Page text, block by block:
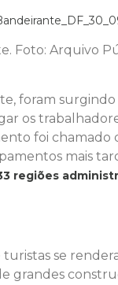
Foto: Arquivo
foram
os
foi chamado
mais
regiões
se
grandes